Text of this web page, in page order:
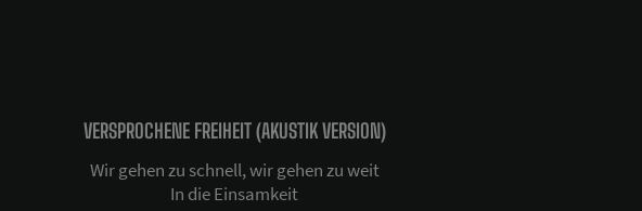
VERSPROCHENE FREIHEIT (AKUSTIK VERSION)
Wir gehen zu schnell, wir gehen zu weit
In die Einsamkeit